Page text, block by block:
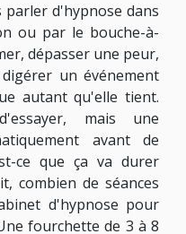
d'hypnose dans
ou par le bouche-à-
dépasser une peur,
un événement
autant qu'elle tient.
mais une
avant de
ce que ça va durer
combien de séances
d'hypnose pour
fourchette de 3 à 8